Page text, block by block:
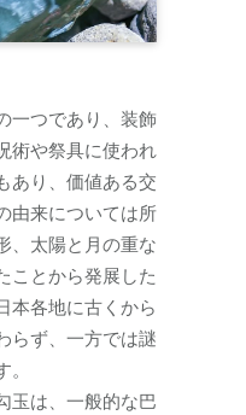
一つであり、装飾
術や祭具に使われ
あり、価値ある交
由来については所
、太陽と月の重な
ことから発展した
本各地に古くから
らず、一方では謎
玉は、一般的な巴